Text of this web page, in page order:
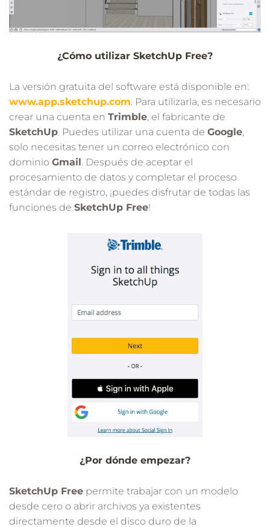
¿Cómo utilizar SketchUp Free?
La versión gratuita del software está disponible en:
www.app.sketchup.com. Para utilizarla, es necesario
crear una cuenta en Trimble, el fabricante de
SketchUp. Puedes utilizar una cuenta de Google,
solo necesitas tener un correo electrónico con
dominio Gmail . Después de aceptar el
procesamiento de datos y completar el proceso
estándar de registro, ¡puedes disfrutar de todas las
funciones de SketchUp Free!
¿Por dónde empezar?
SketchUp Free permite trabajar con un modelo
desde cero o abrir archivos ya existentes
directamente desde el disco duro de la